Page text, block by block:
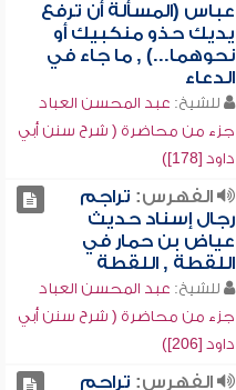
عباس (المسألة أن ترفع
يديك حذو منكبيك أو
نحوهما...) , ما جاء في
الدعاء
للشيخ: عبد المحسن العباد
جزء من محاضرة ( شرح سنن أبي
داود [178])
الفهرس: تراجم
رجال إسناد حديث
عياض بن حمار في
اللقطة , اللقطة
للشيخ: عبد المحسن العباد
جزء من محاضرة ( شرح سنن أبي
داود [206])
الفهرس: تراجم